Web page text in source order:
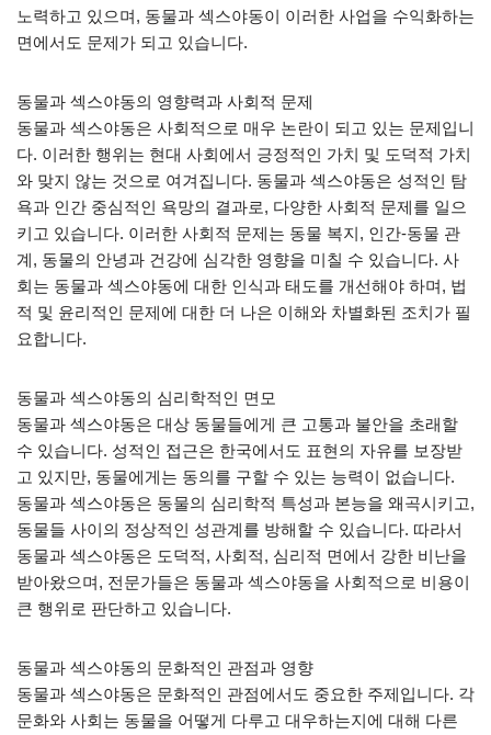
노력하고 있으며, 동물과 섹스야동이 이러한 사업을 수익화하는
면에서도 문제가 되고 있습니다.
동물과 섹스야동의 영향력과 사회적 문제
동물과 섹스야동은 사회적으로 매우 논란이 되고 있는 문제입니
다. 이러한 행위는 현대 사회에서 긍정적인 가치 및 도덕적 가치
와 맞지 않는 것으로 여겨집니다. 동물과 섹스야동은 성적인 탐
욕과 인간 중심적인 욕망의 결과로, 다양한 사회적 문제를 일으
키고 있습니다. 이러한 사회적 문제는 동물 복지, 인간-동물 관
계, 동물의 안녕과 건강에 심각한 영향을 미칠 수 있습니다. 사
회는 동물과 섹스야동에 대한 인식과 태도를 개선해야 하며, 법
적 및 윤리적인 문제에 대한 더 나은 이해와 차별화된 조치가 필
요합니다.
동물과 섹스야동의 심리학적인 면모
동물과 섹스야동은 대상 동물들에게 큰 고통과 불안을 초래할
수 있습니다. 성적인 접근은 한국에서도 표현의 자유를 보장받
고 있지만, 동물에게는 동의를 구할 수 있는 능력이 없습니다.
동물과 섹스야동은 동물의 심리학적 특성과 본능을 왜곡시키고,
동물들 사이의 정상적인 성관계를 방해할 수 있습니다. 따라서
동물과 섹스야동은 도덕적, 사회적, 심리적 면에서 강한 비난을
받아왔으며, 전문가들은 동물과 섹스야동을 사회적으로 비용이
큰 행위로 판단하고 있습니다.
동물과 섹스야동의 문화적인 관점과 영향
동물과 섹스야동은 문화적인 관점에서도 중요한 주제입니다. 각
문화와 사회는 동물을 어떻게 다루고 대우하는지에 대해 다른